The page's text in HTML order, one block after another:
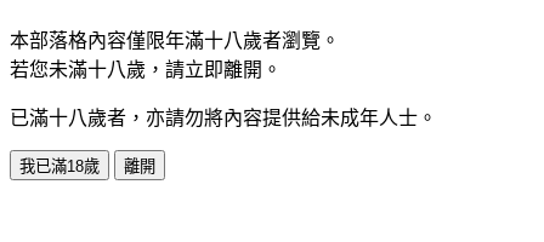
本部落格內容僅限年滿十八歲者瀏覽。
若您未滿十八歲，請立即離開。
已滿十八歲者，亦請勿將內容提供給未成年人士。
我已滿18歲 離開